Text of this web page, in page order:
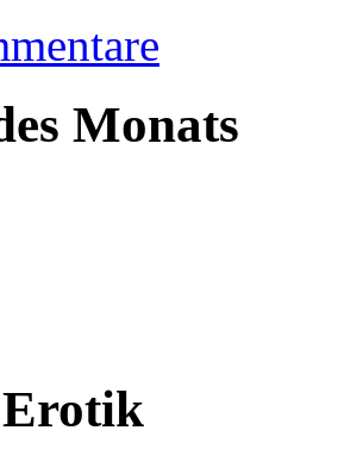
Monats